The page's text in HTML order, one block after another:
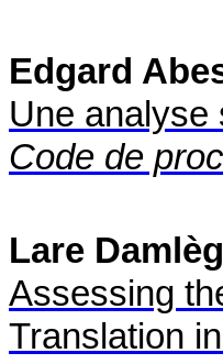
Edgard
Une analyse
Code de
Lare
Assessing
Translation